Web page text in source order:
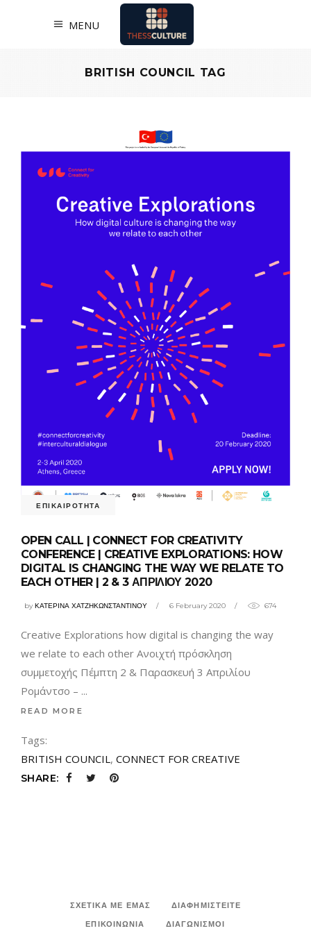
MENU
BRITISH COUNCIL TAG
ΕΠΙΚΑΙΡΟΤΗΤΑ
OPEN CALL | CONNECT FOR CREATIVITY
CONFERENCE | CREATIVE EXPLORATIONS: HOW
DIGITAL IS CHANGING THE WAY WE RELATE TO
EACH OTHER | 2 & 3 ΑΠΡΙΛΙΟΥ 2020
byΚΑΤΕΡΙΝΑ ΧΑΤΖΗΚΩΝΣΤΑΝΤΙΝΟΥ 6 February 2020 674
Creative Explorations how digital is changing the way
we relate to each other Ανοιχτή πρόσκληση
συμμετοχής Πέμπτη 2 & Παρασκευή 3 Απριλίου
Ρομάντσο –
READ MORE
Tags:
BRITISH COUNCIL , CONNECT FOR CREATIVE
SHARE:
ΣΧΕΤΙΚΑ ΜΕ ΕΜΑΣ
ΔΙΑΦΗΜΙΣΤΕΙΤΕ
ΕΠΙΚΟΙΝΩΝΙΑ
ΔΙΑΓΩΝΙΣΜΟΙ